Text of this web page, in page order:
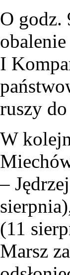
O godz.
I
ruszy
W
–
(11
Marsz